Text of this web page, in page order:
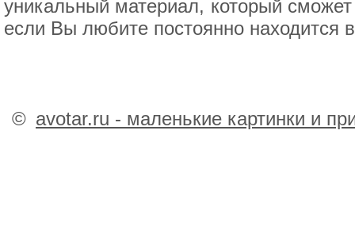
уникальный материал, который
если Вы любите постоянно находится
© avotar.ru - маленькие картинки и